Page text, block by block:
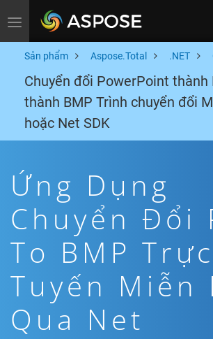
Toggle navigation
Sản phẩm Aspose.Total .NET
Chuyển đổi PowerPoint thành
thành BMP Trình chuyển đổi
hoặc Net SDK
Ứng Dụng
Chuyển Đổi
To BMP Trực
Tuyến Miễn
Qua Net